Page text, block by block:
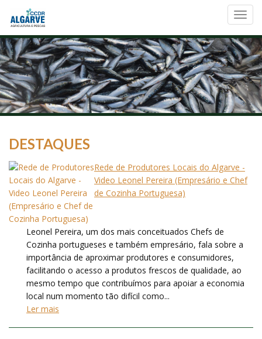
DESTAQUES
Rede de Produtores Locais do Algarve -
Video Leonel Pereira (Empresário e Chef
de Cozinha Portuguesa)
Leonel Pereira, um dos mais conceituados Chefs de
Cozinha portugueses e também empresário, fala sobre a
importância de aproximar produtores e consumidores,
facilitando o acesso a produtos frescos de qualidade, ao
mesmo tempo que contribuímos para apoiar a economia
local num momento tão difícil como...
Ler mais